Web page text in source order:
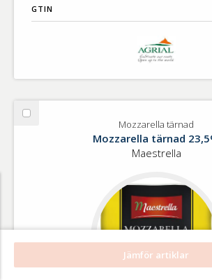
GTIN
Välj
Mozzarella tärnad
Mozzarella tärnad
Maestrella
Jämför artiklar